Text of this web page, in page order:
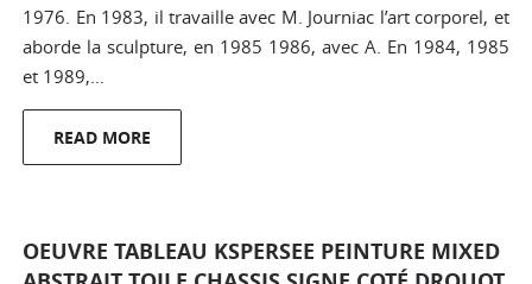
1976. En 1983, il travaille avec M. Journiac l’art corporel, et
aborde la sculpture, en 1985 1986, avec A. En 1984, 1985
et 1989,…
READ MORE
OEUVRE TABLEAU KSPERSEE PEINTURE MIXED